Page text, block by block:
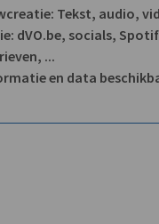
Tekst, audio,
dVO.be, socials,
...
en data